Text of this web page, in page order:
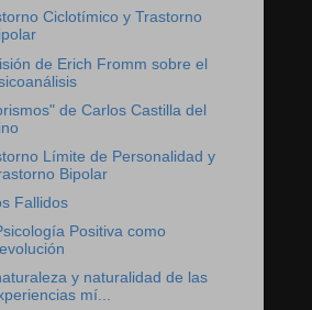
Ciclotímico y Trastorno
de Erich Fromm sobre el
de Carlos Castilla del
Límite de Personalidad y
Bipolar
Fallidos
Positiva como
y naturalidad de las
mí...